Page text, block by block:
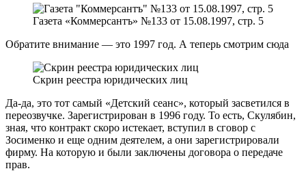
Газета «Коммерсантъ» №133 от 15.08.1997, стр. 5
Обратите внимание — это 1997 год. А теперь смотрим сюда
Скрин реестра юридических лиц
Да-да, это тот самый «Детский сеанс», который засветился в
переозвучке. Зарегистрирован в 1996 году. То есть, Скулябин,
зная, что контракт скоро истекает, вступил в сговор с
Зосименко и еще одним деятелем, а они зарегистрировали
фирму. На которую и были заключены договора о передаче
прав.